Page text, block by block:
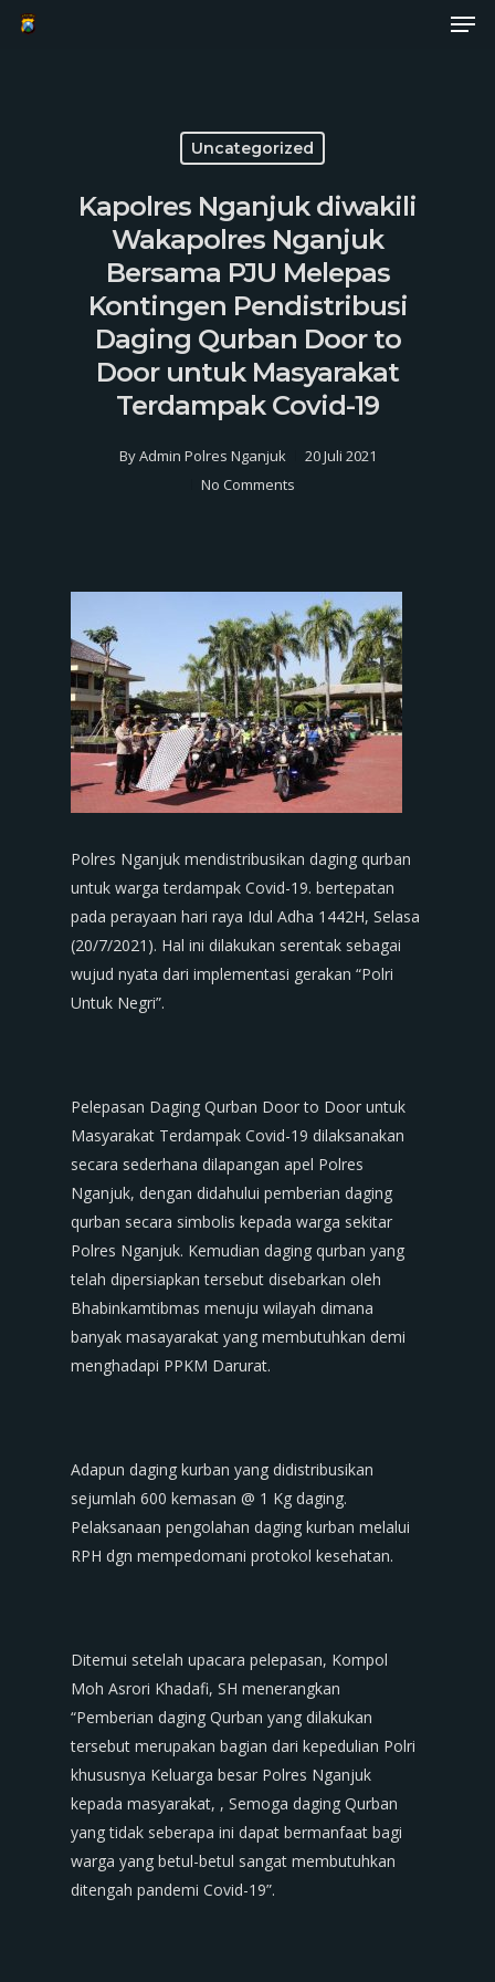
Skip
Uncategorized
Kapolres Nganjuk diwakili
Wakapolres Nganjuk
Bersama PJU Melepas
Kontingen Pendistribusi
Daging Qurban Door to
Door untuk Masyarakat
Terdampak Covid-19
ByAdmin Polres Nganjuk
20 Juli 2021
No Comments
Polres Nganjuk mendistribusikan daging qurban
untuk warga terdampak Covid-19. bertepatan
pada perayaan hari raya Idul Adha 1442H, Selasa
(20/7/2021). Hal ini dilakukan serentak sebagai
wujud nyata dari implementasi gerakan “Polri
Untuk Negri”.
Pelepasan Daging Qurban Door to Door untuk
Masyarakat Terdampak Covid-19 dilaksanakan
secara sederhana dilapangan apel Polres
Nganjuk, dengan didahului pemberian daging
qurban secara simbolis kepada warga sekitar
Polres Nganjuk. Kemudian daging qurban yang
telah dipersiapkan tersebut disebarkan oleh
Bhabinkamtibmas menuju wilayah dimana
banyak masayarakat yang membutuhkan demi
menghadapi PPKM Darurat.
Adapun daging kurban yang didistribusikan
sejumlah 600 kemasan @ 1 Kg daging.
Pelaksanaan pengolahan daging kurban melalui
RPH dgn mempedomani protokol kesehatan.
Ditemui setelah upacara pelepasan, Kompol
Moh Asrori Khadafi, SH menerangkan
“Pemberian daging Qurban yang dilakukan
tersebut merupakan bagian dari kepedulian Polri
khususnya Keluarga besar Polres Nganjuk
kepada masyarakat, , Semoga daging Qurban
yang tidak seberapa ini dapat bermanfaat bagi
warga yang betul-betul sangat membutuhkan
ditengah pandemi Covid-19”.